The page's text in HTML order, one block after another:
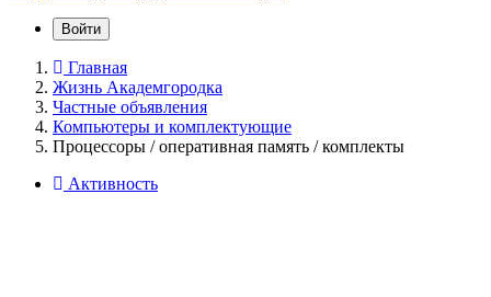
Войти
Главная
Жизнь Академгородка
Частные объявления
Компьютеры и комплектующие
Процессоры / оперативная память / комплекты
Активность